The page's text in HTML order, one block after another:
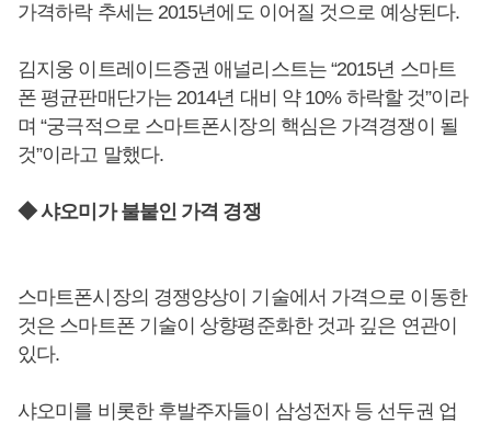
가격하락 추세는 2015년에도 이어질 것으로 예상된다.
김지웅 이트레이드증권 애널리스트는 “2015년 스마트
폰 평균판매단가는 2014년 대비 약 10% 하락할 것”이라
며 “궁극적으로 스마트폰시장의 핵심은 가격경쟁이 될
것”이라고 말했다.
◆ 샤오미가 불붙인 가격 경쟁
스마트폰시장의 경쟁양상이 기술에서 가격으로 이동한
것은 스마트폰 기술이 상향평준화한 것과 깊은 연관이
있다.
샤오미를 비롯한 후발주자들이 삼성전자 등 선두권 업